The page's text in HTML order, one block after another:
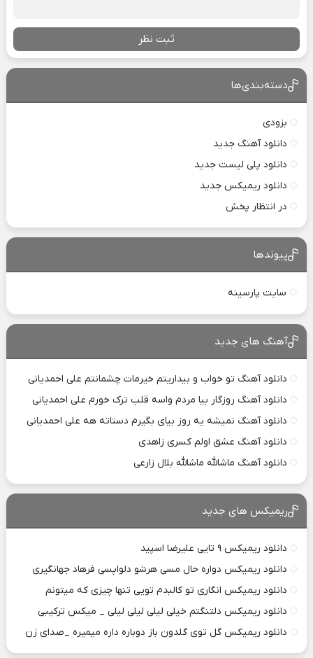
ثبت نظر
دسته‌بندی‌ها
بزودی
دانلود آهنگ جدید
دانلود پلی لیست جدید
دانلود ریمیکس جدید
در انتظار پخش
پیوندها
سایت پارسینه
آهنگ های جدید
دانلود آهنگ تو خواب و بیداریتم خیرمات چشمانتم علی احمدیانی
دانلود آهنگ روزگار بیا مردم واسه قلب ترک خورم علی احمدیانی
دانلود آهنگ نمیشه یه روز بیای بگیرم دستاته هه علی احمدیانی
دانلود آهنگ عشق اولم کسری زاهدی
دانلود آهنگ ماشالله ماشالله بلال زارعی
ریمیکس های جدید
دانلود ریمیکس ۹ تایی علیرضا اسپید
دانلود ریمیکس دواره حال مسی هرشو دلواپسی فرهاد جهانگیری
دانلود ریمیکس انگاری تو کالبدم تویی تنها چیزی که میتونم
دانلود ریمیکس دلتنگتم خیلی لیلی لیلی لیلی _ میکس ترکیبی
دانلود ریمیکس گل توی گلدون باز دوباره داره میمیره _صدای زن